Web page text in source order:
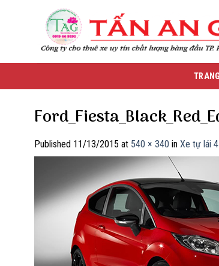
Published 11/13/2015 at 540 × 340 in Xe tự lái